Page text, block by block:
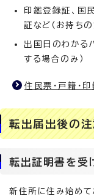
印鑑登録証、国
証など（お持ちの
出国日のわかる
する場合のみ）
住民票・戸籍・
転出届出後の
転出証明書を受
新住所に住み始めて